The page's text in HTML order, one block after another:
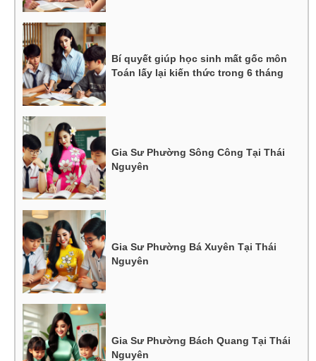
Bí quyết giúp học sinh mất gốc môn
Toán lấy lại kiến thức trong 6 tháng
Gia Sư Phường Sông Công Tại Thái
Nguyên
Gia Sư Phường Bá Xuyên Tại Thái
Nguyên
Gia Sư Phường Bách Quang Tại Thái
Nguyên